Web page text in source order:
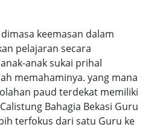
keemasan dalam
pelajaran secara
anak sukai prihal
memahaminya. yang mana
paud terdekat memiliki
Bahagia Bekasi Guru
terfokus dari satu Guru ke